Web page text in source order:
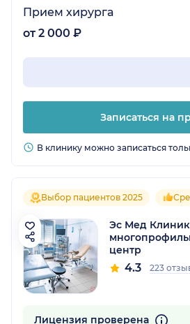
Прием хирурга
от 2 000 ₽
Записаться на
В клинику можно записаться
Выбор пациентов 2025
Эс Мед
центр
4.3 223
Лицензия проверена